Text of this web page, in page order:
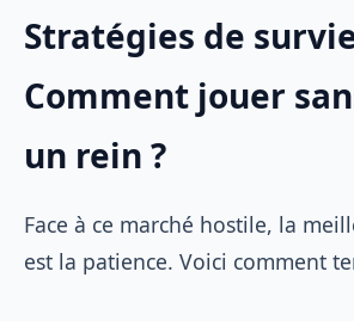
Stratégies de
Comment jouer
un rein ?
Face à ce marché hostile, la
est la patience. Voici comment